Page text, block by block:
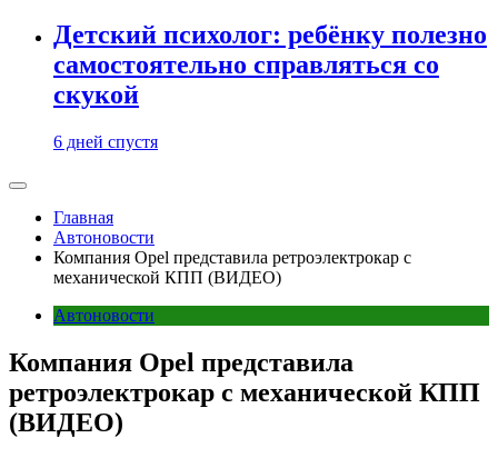
Детский психолог: ребёнку полезно
самостоятельно справляться со
скукой
6 дней спустя
Главная
Автоновости
Компания Opel представила ретроэлектрокар с
механической КПП (ВИДЕО)
Автоновости
Компания Opel представила
ретроэлектрокар с механической КПП
(ВИДЕО)